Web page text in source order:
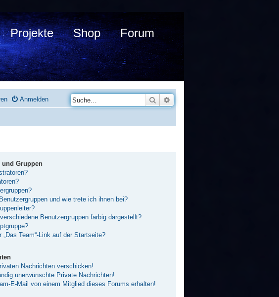
Projekte Shop Forum
Suche
Anmelden
und Gruppen
und wie trete ich ihnen bei?
Benutzergruppen farbig dargestellt?
„Das Team“-Link auf der Startseite?
Nachrichten verschicken!
unerwünschte Private Nachrichten!
E-Mail von einem Mitglied dieses Forums erhalten!